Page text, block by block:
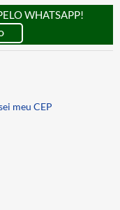
WHATSAPP!
meu CEP